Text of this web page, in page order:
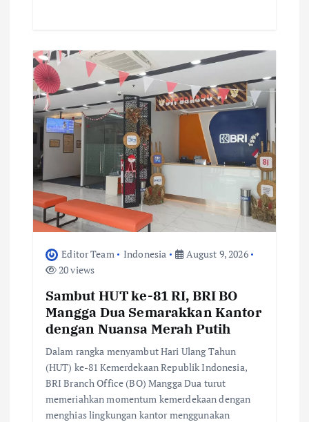
Editor Team Indonesia
August 9, 2026
20 views
Sambut HUT ke-81 RI, BRI BO
Mangga Dua Semarakkan Kantor
dengan Nuansa Merah Putih
Dalam rangka menyambut Hari Ulang Tahun
(HUT) ke-81 Kemerdekaan Republik Indonesia,
BRI Branch Office (BO) Mangga Dua turut
memeriahkan momentum kemerdekaan dengan
menghias lingkungan kantor menggunakan